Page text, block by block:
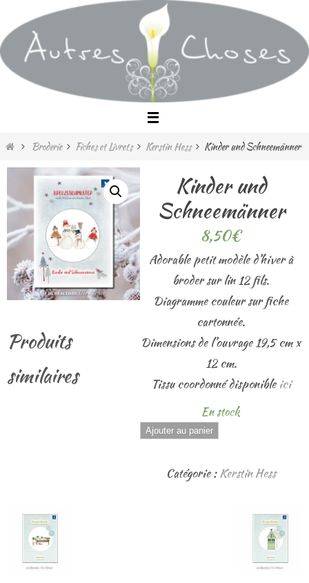
vers
le
contenu
HomeBroderie Fiches et Livrets Kerstin Hess Kinder und Schneemänner
Kinder und
Schneemänner
8,50€
Adorable petit modèle d’hiver à
broder sur lin 12 fils.
Diagramme couleur sur fiche
cartonnée.
Dimensions de l’ouvrage 19,5 cm x
12 cm.
Tissu coordonné disponible ici
En stock
quantité
Kinder
Ajouter au panier
Catégorie :Kerstin Hess
Produits
similaires